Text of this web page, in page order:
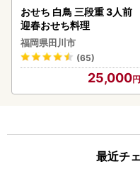
おせち 白鳥 三段重 3人前
迎春おせち料理
福岡県田川市
(65)
25,000
最近チ